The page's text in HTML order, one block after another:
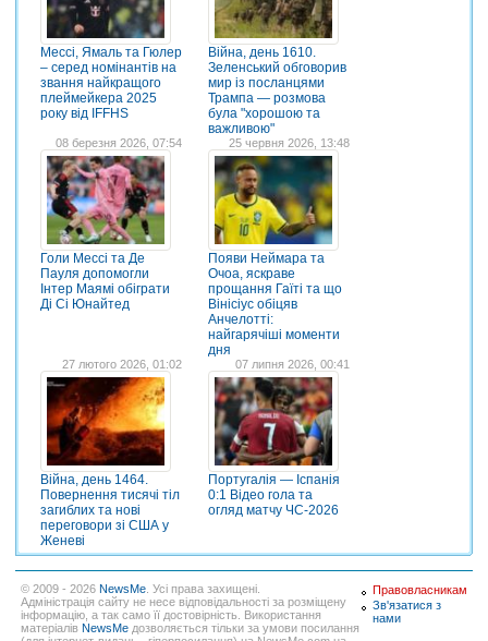
Мессі, Ямаль та Гюлер
– серед номінантів на
звання найкращого
плеймейкера 2025
року від IFFHS
Війна, день 1610.
Зеленський обговорив
мир із посланцями
Трампа — розмова
була "хорошою та
важливою"
08 березня 2026, 07:54
Голи Мессі та Де
Пауля допомогли
Інтер Маямі обіграти
Ді Сі Юнайтед
25 червня 2026, 13:48
Появи Неймара та
Очоа, яскраве
прощання Гаїті та що
Вінісіус обіцяв
Анчелотті:
найгарячіші моменти
дня
27 лютого 2026, 01:02
Війна, день 1464.
Повернення тисячі тіл
загиблих та нові
переговори зі США у
Женеві
07 липня 2026, 00:41
Португалія — Іспанія
0:1 Відео гола та
огляд матчу ЧС-2026
© 2009 - 2026 NewsMe . Усі права захищені.
Адміністрація сайту не несе відповідальності за розміщену
інформацію, а так само її достовірність. Використання
матеріалів NewsMe дозволяється тільки за умови посилання
Правовласникам
Зв'язатися з
нами